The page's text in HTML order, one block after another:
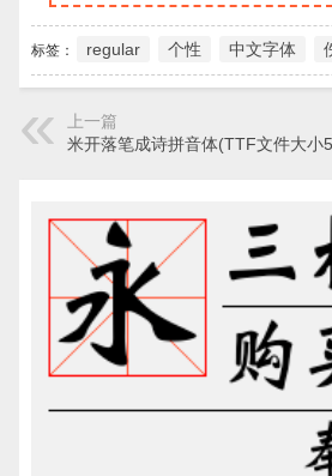
标签： regular 个性 中文字体
上一篇
米开落笔成诗拼音体(TTF文件大小